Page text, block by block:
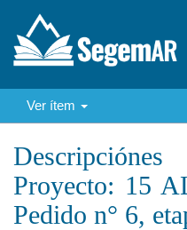
Ver ítem
Proyecto: 15
Pedido n° 6,